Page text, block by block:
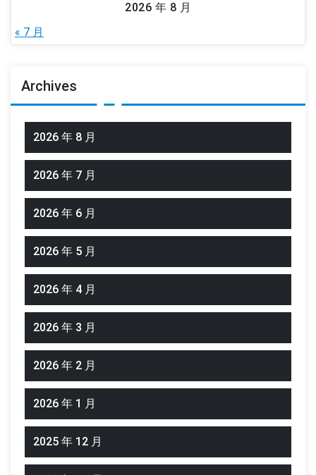
2026 年 8 月
« 7 月
Archives
2026 年 8 月
2026 年 7 月
2026 年 6 月
2026 年 5 月
2026 年 4 月
2026 年 3 月
2026 年 2 月
2026 年 1 月
2025 年 12 月